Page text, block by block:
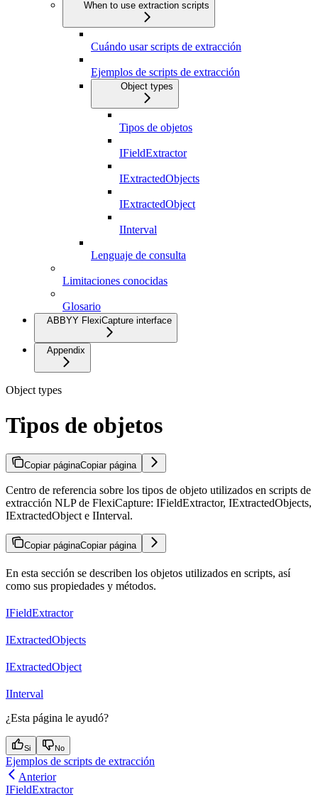
When to use extraction scripts
Cuándo usar scripts de extracción
Ejemplos de scripts de extracción
Object types
Tipos de objetos
IFieldExtractor
IExtractedObjects
IExtractedObject
IInterval
Lenguaje de consulta
Limitaciones conocidas
Glosario
ABBYY FlexiCapture interface
Appendix
Object types
Tipos de objetos
Copiar páginaCopiar página
Centro de referencia sobre los tipos de objeto utilizados en scripts de
extracción NLP de FlexiCapture: IFieldExtractor, IExtractedObjects,
IExtractedObject e IInterval.
Copiar páginaCopiar página
En esta sección se describen los objetos utilizados en scripts, así
como sus propiedades y métodos.
IFieldExtractor
IExtractedObjects
IExtractedObject
IInterval
¿Esta página le ayudó?
Si No
Ejemplos de scripts de extracción
Anterior
IFieldExtractor